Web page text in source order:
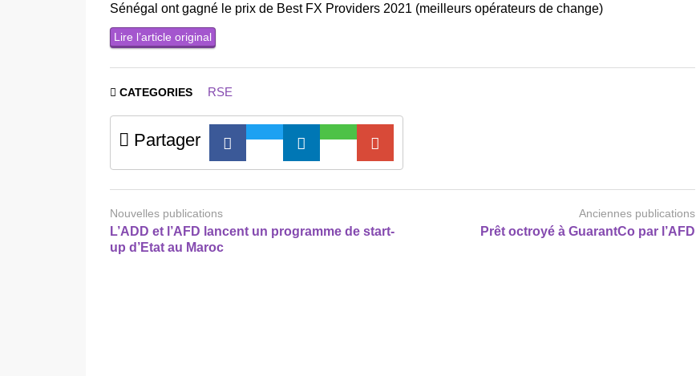
Sénégal ont gagné le prix de Best FX Providers 2021 (meilleurs opérateurs de change)
Lire l’article original
CATEGORIES RSE
Partager
Nouvelles publications
L’ADD et l’AFD lancent un programme de start-
up d’Etat au Maroc
Anciennes publications
Prêt octroyé à GuarantCo par l’AFD